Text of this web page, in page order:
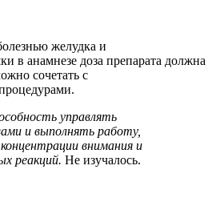
желудка и
в анамнезе доза препарата должна
сочетать с
управлять
и выполнять работу,
внимания и
реакций. Не изучалось.